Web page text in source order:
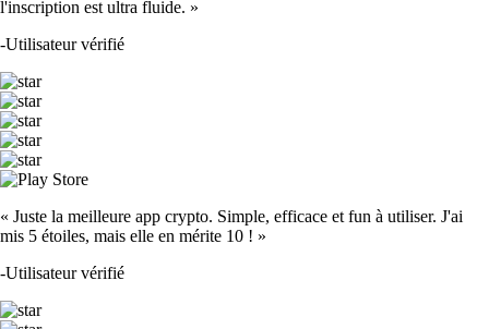
l'inscription est ultra fluide. »
-Utilisateur vérifié
« Juste la meilleure app crypto. Simple, efficace et fun à utiliser. J'ai
mis 5 étoiles, mais elle en mérite 10 ! »
-Utilisateur vérifié